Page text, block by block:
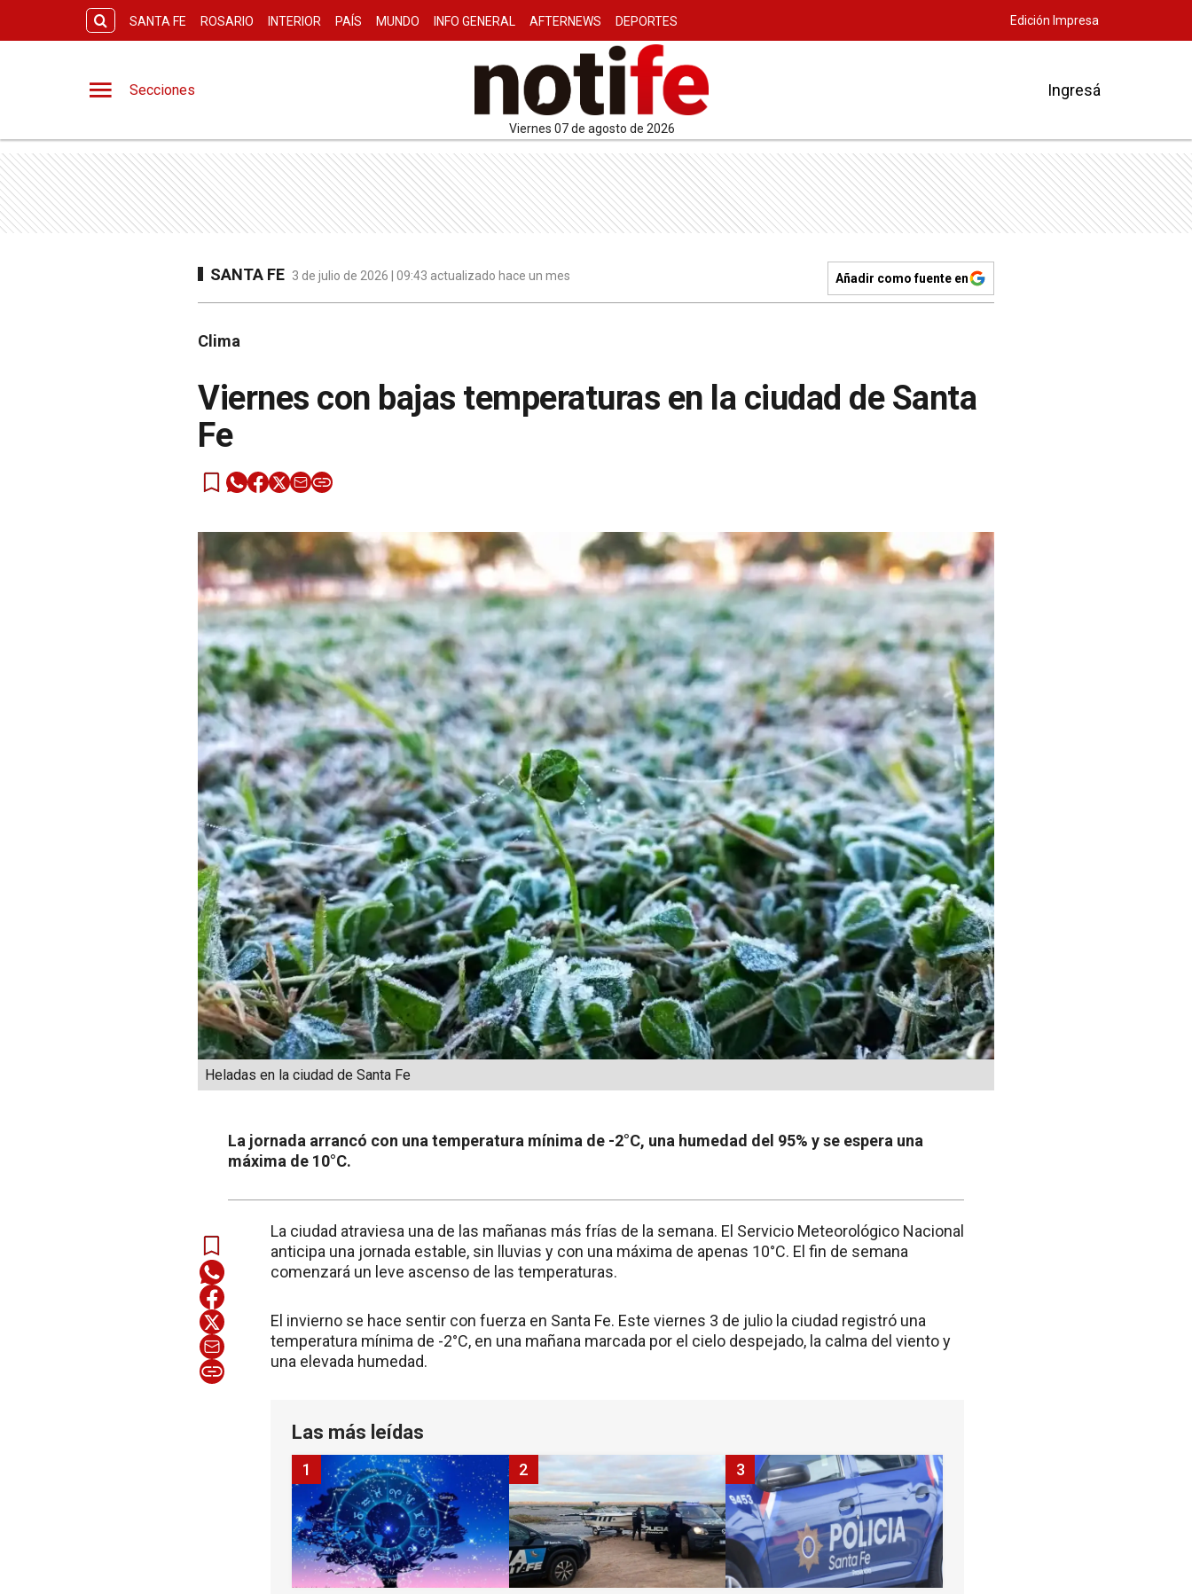
SANTA FE ROSARIO INTERIOR PAÍS MUNDO INFO GENERAL AFTERNEWS DEPORTES Edición Impresa
Secciones
viernes 07 de agosto de 2026
Ingresá
SANTA FE 3 de julio de 2026 | 09:43 actualizado hace un mes Añadir como fuente en
Clima
Viernes con bajas temperaturas en la ciudad de Santa
Fe
Heladas en la ciudad de Santa Fe
La jornada arrancó con una temperatura mínima de -2°C, una humedad del 95% y se espera una
máxima de 10°C.
La ciudad atraviesa una de las mañanas más frías de la semana. El Servicio Meteorológico Nacional
anticipa una jornada estable, sin lluvias y con una máxima de apenas 10°C. El fin de semana
comenzará un leve ascenso de las temperaturas.
El invierno se hace sentir con fuerza en Santa Fe. Este viernes 3 de julio la ciudad registró una
temperatura mínima de -2°C, en una mañana marcada por el cielo despejado, la calma del viento y
una elevada humedad.
Las más leídas
1 2 3